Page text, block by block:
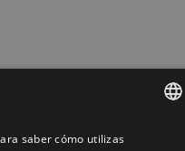
saber cómo utilizas